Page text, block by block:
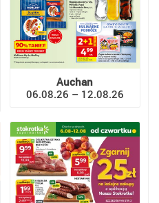
Auchan
06.08.26 – 12.08.26